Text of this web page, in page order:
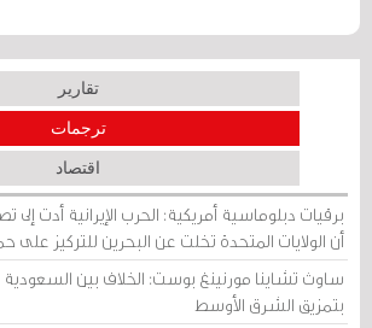
تقارير
ترجمات
اقتصاد
برقيات دبلوماسية أمريكية: الحرب الإيرانية أدت
أن الولايات المتحدة تخلت عن البحرين للتركيز على
ساوث تشاينا مورنينغ بوست: الخلاف بين السعودية
بتمزيق الشرق الأوسط